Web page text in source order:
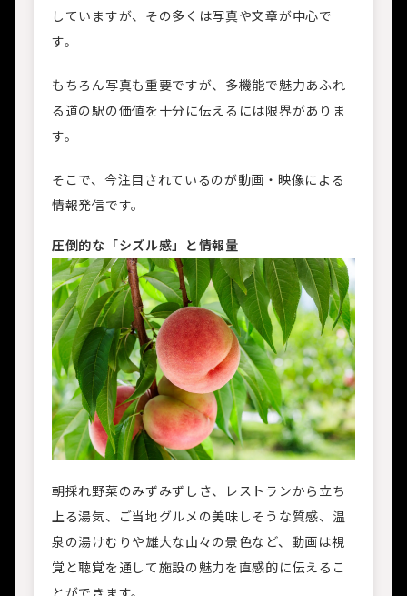
していますが、その多くは写真や文章が中心で
す。
もちろん写真も重要ですが、多機能で魅力あふれ
る道の駅の価値を十分に伝えるには限界がありま
す。
そこで、今注目されているのが動画・映像による
情報発信です。
圧倒的な「シズル感」と情報量
朝採れ野菜のみずみずしさ、レストランから立ち
上る湯気、ご当地グルメの美味しそうな質感、温
泉の湯けむりや雄大な山々の景色など、動画は視
覚と聴覚を通して施設の魅力を直感的に伝えるこ